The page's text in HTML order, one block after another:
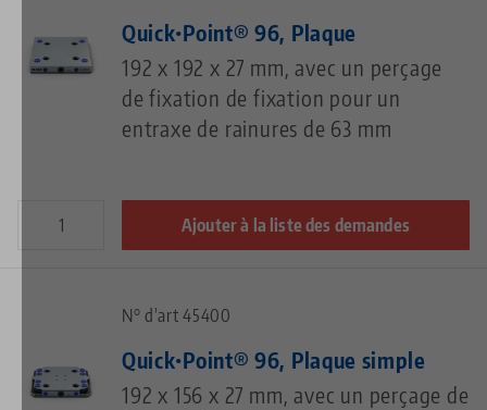
Quick•Point® 96, Plaque
192 x 192 x 27 mm, avec un perçage
de fixation de fixation pour un
entraxe de rainures de 63 mm
Ajouter à la liste des demandes
N° d'art 45400
Quick•Point® 96, Plaque simple
192 x 156 x 27 mm, avec un perçage de